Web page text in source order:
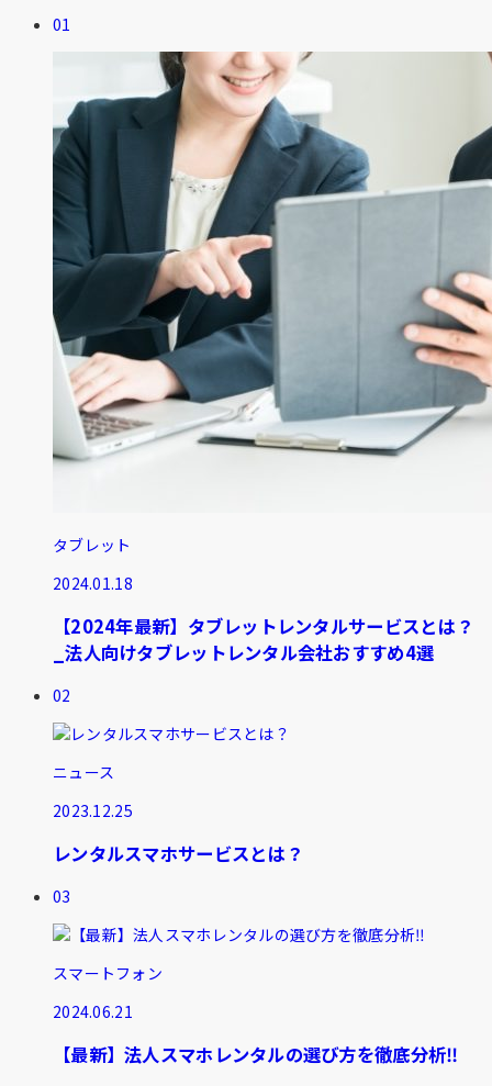
01
タブレット
2024.01.18
【2024年最新】タブレットレンタルサービスとは？
_法人向けタブレットレンタル会社おすすめ4選
02
ニュース
2023.12.25
レンタルスマホサービスとは？
03
スマートフォン
2024.06.21
【最新】法人スマホレンタルの選び方を徹底分析‼